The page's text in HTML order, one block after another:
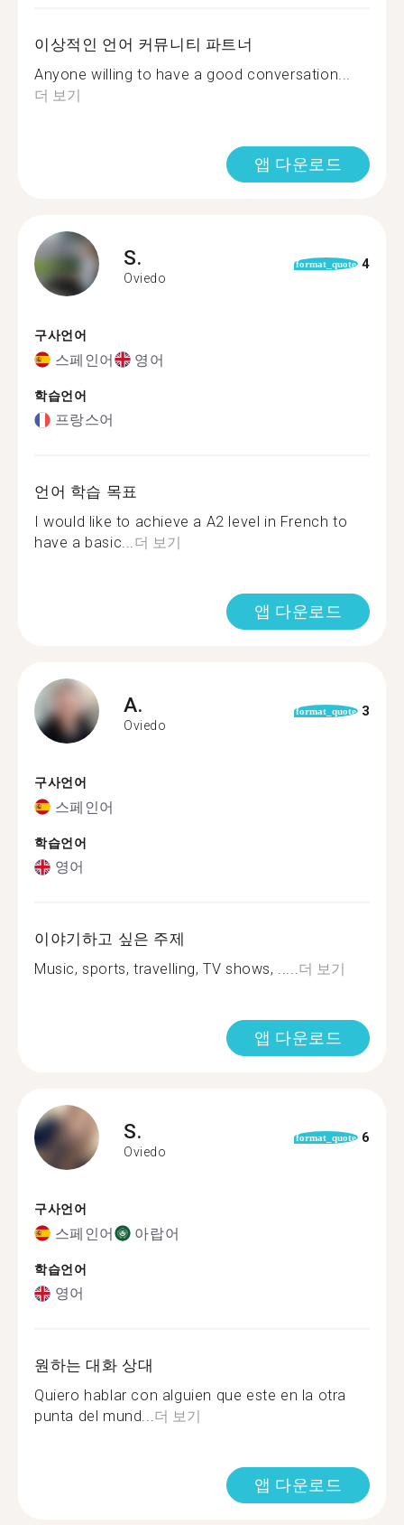
이상적인 언어 커뮤니티 파트너
Anyone willing to have a good conversation...
더 보기
앱 다운로드
S.
Oviedo
format_quote 4
구사언어
스페인어 영어
학습언어
프랑스어
언어 학습 목표
I would like to achieve a A2 level in French to
have a basic...더 보기
앱 다운로드
A.
Oviedo
format_quote 3
구사언어
스페인어
학습언어
영어
이야기하고 싶은 주제
Music, sports, travelling, TV shows, .....더 보기
앱 다운로드
S.
Oviedo
format_quote 6
구사언어
스페인어 아랍어
학습언어
영어
원하는 대화 상대
Quiero hablar con alguien que este en la otra
punta del mund...더 보기
앱 다운로드